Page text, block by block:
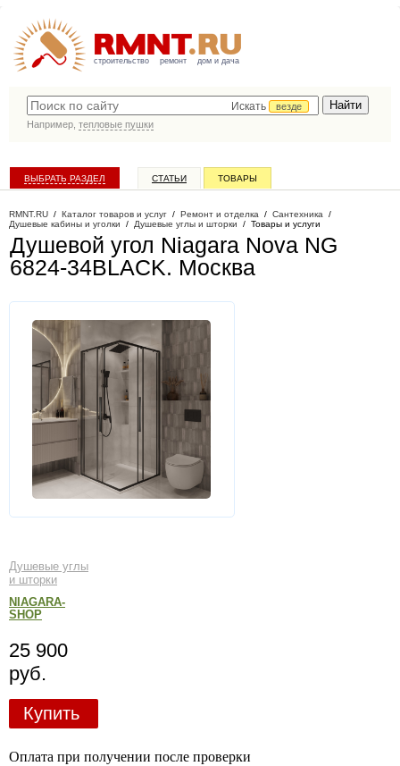
строительство ремонт дом и дача
Искать
везде
Например, тепловые пушки
ВЫБРАТЬ РАЗДЕЛ СТАТЬИ ТОВАРЫ
RMNT.RU / Каталог товаров и услуг / Ремонт и отделка / Сантехника /
Душевые кабины и уголки / Душевые углы и шторки / Товары и услуги
Душевой угол Niagara Nova NG
6824-34BLACK. Москва
Душевые углы
и шторки
NIAGARA-
SHOP
25 900
руб.
Купить
Оплата при получении после проверки